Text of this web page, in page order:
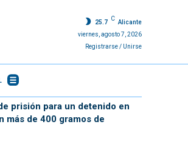
25.7
C
Alicante
viernes, agosto 7, 2026
Registrarse / Unirse
prisión para un detenido en
más de 400 gramos de